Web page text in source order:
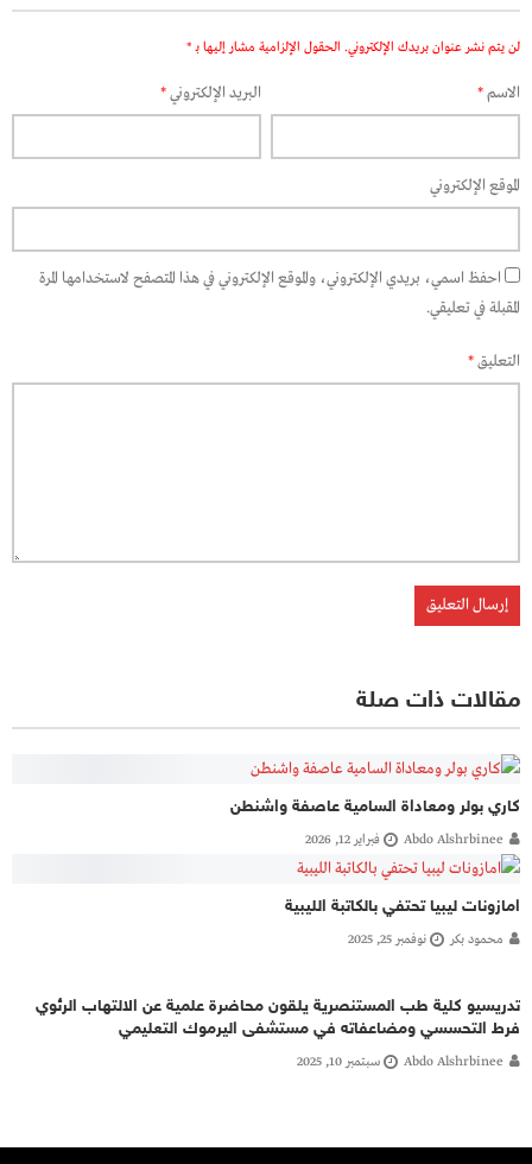
لن يتم نشر عنوان بريدك الإلكتروني. الحقول الإلزامية مشار إليها بـ *
الاسم* البريد الإلكتروني*
الموقع الإلكتروني
احفظ اسمي، بريدي الإلكتروني، والموقع الإلكتروني في هذا المتصفح لاستخدامها المرة
المقبلة في تعليقي.
التعليق*
مقالات ذات صلة
كاري بولر ومعاداة السامية عاصفة واشنطن
Abdo Alshrbinee فبراير 12, 2026
امازونات ليبيا تحتفي بالكاتبة الليبية
محمود بكر نوفمبر 25, 2025
تدريسيو كلية طب المستنصرية يلقون محاضرة علمية عن الالتهاب الرئوي
فرط التحسسي ومضاعفاته في مستشفى اليرموك التعليمي
Abdo Alshrbinee سبتمبر 10, 2025